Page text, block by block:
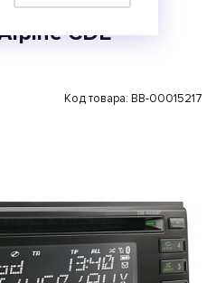
CDE-
Код товара: BB-00015217